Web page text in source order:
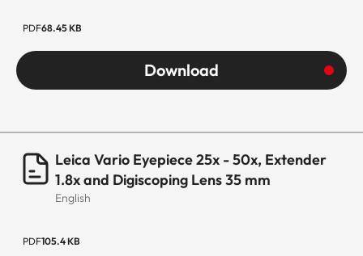
PDF68.45 KB
Download
Leica Vario Eyepiece 25x - 50x, Extender
1.8x and Digiscoping Lens 35 mm
English
PDF105.4 KB